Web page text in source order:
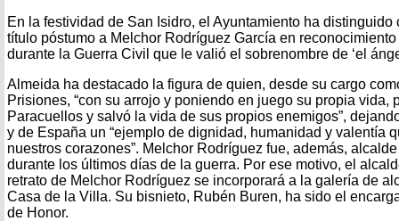
En la festividad de San Isidro, el Ayuntamiento ha
título póstumo a Melchor Rodríguez García en
durante la Guerra Civil que le valió el sobrenombre de ‘el
Almeida ha destacado la figura de quien, desde su cargo
Prisiones, “con su arrojo y poniendo en juego su propia vida,
Paracuellos y salvó la vida de sus propios enemigos”,
y de España un “ejemplo de dignidad, humanidad y valentía
nuestros corazones”. Melchor Rodríguez fue, además,
durante los últimos días de la guerra. Por ese motivo, el
retrato de Melchor Rodríguez se incorporará a la galería de
Casa de la Villa. Su bisnieto, Rubén Buren, ha sido el
de Honor.